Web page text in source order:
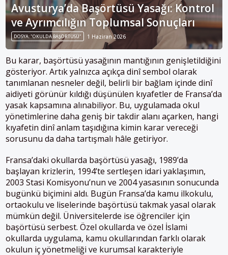
Avusturya’da Başörtüsü Yasağı: Kontrol
ve Ayrımcılığın Toplumsal Sonuçları
DOSYA: "OKULDA BAŞÖRTÜSÜ" 1 Haziran 2026
Bu karar, başörtüsü yasağının mantığının genişletildiğini
gösteriyor. Artık yalnızca açıkça dinî sembol olarak
tanımlanan nesneler değil, belirli bir bağlam içinde dinî
aidiyeti görünür kıldığı düşünülen kıyafetler de Fransa’da
yasak kapsamına alınabiliyor. Bu, uygulamada okul
yönetimlerine daha geniş bir takdir alanı açarken, hangi
kıyafetin dinî anlam taşıdığına kimin karar vereceği
sorusunu da daha tartışmalı hâle getiriyor.
Fransa’daki okullarda başörtüsü yasağı, 1989’da
başlayan krizlerin, 1994’te sertleşen idari yaklaşımın,
2003 Stasi Komisyonu’nun ve 2004 yasasının sonucunda
bugünkü biçimini aldı. Bugün Fransa’da kamu ilkokulu,
ortaokulu ve liselerinde başörtüsü takmak yasal olarak
mümkün değil. Üniversitelerde ise öğrenciler için
başörtüsü serbest. Özel okullarda ve özel İslami
okullarda uygulama, kamu okullarından farklı olarak
okulun iç yönetmeliği ve kurumsal karakteriyle